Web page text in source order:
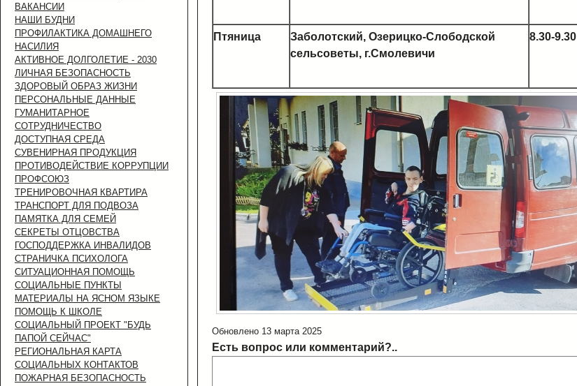
ВАКАНСИИ
НАШИ БУДНИ
ПРОФИЛАКТИКА ДОМАШНЕГО
НАСИЛИЯ
АКТИВНОЕ ДОЛГОЛЕТИЕ - 2030
ЛИЧНАЯ БЕЗОПАСНОСТЬ
ЗДОРОВЫЙ ОБРАЗ ЖИЗНИ
ПЕРСОНАЛЬНЫЕ ДАННЫЕ
ГУМАНИТАРНОЕ
СОТРУДНИЧЕСТВО
ДОСТУПНАЯ СРЕДА
СУВЕНИРНАЯ ПРОДУКЦИЯ
ПРОТИВОДЕЙСТВИЕ КОРРУПЦИИ
ПРОФСОЮЗ
ТРЕНИРОВОЧНАЯ КВАРТИРА
ТРАНСПОРТ ДЛЯ ПОДВОЗА
ПАМЯТКА ДЛЯ СЕМЕЙ
СЕКРЕТЫ ОТЦОВСТВА
ГОСПОДДЕРЖКА ИНВАЛИДОВ
СТРАНИЧКА ПСИХОЛОГА
СИТУАЦИОННАЯ ПОМОЩЬ
СОЦИАЛЬНЫЕ ПУНКТЫ
МАТЕРИАЛЫ НА ЯСНОМ ЯЗЫКЕ
ПОМОЩЬ К ШКОЛЕ
СОЦИАЛЬНЫЙ ПРОЕКТ "БУДЬ
ПАПОЙ СЕЙЧАС"
РЕГИОНАЛЬНАЯ КАРТА
СОЦИАЛЬНЫХ КОНТАКТОВ
ПОЖАРНАЯ БЕЗОПАСНОСТЬ
Птяница
Заболотский, Озерицко-Слободской
сельсоветы, г.Смолевичи
8.30-9.30
Обновлено 13 марта 2025
Есть вопрос или комментарий?..